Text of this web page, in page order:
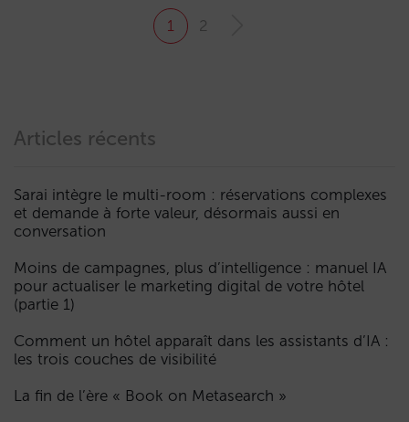
1 2
Articles récents
Sarai intègre le multi-room : réservations complexes
et demande à forte valeur, désormais aussi en
conversation
Moins de campagnes, plus d’intelligence : manuel IA
pour actualiser le marketing digital de votre hôtel
(partie 1)
Comment un hôtel apparaît dans les assistants d’IA :
les trois couches de visibilité
La fin de l’ère « Book on Metasearch »